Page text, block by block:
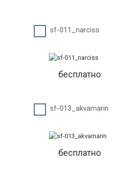
sf-011_narciss
бесплатно
sf-013_akvamarin
бесплатно